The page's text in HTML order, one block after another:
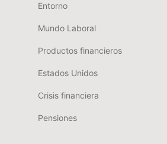
Entorno
Mundo Laboral
Productos financieros
Estados Unidos
Crisis financiera
Pensiones